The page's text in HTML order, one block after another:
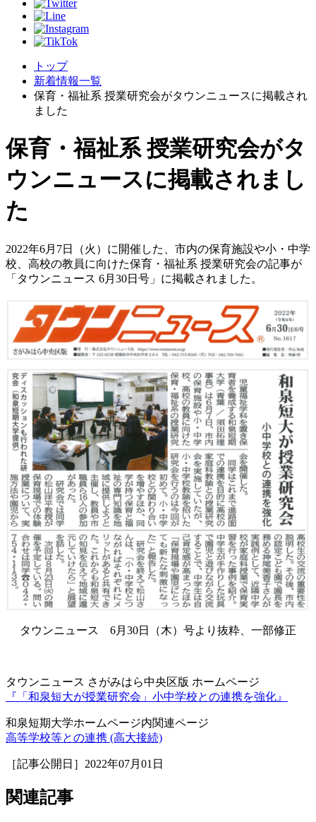
トップ
新着情報一覧
保育・福祉系 授業研究会がタウンニュースに掲載され
ました
保育・福祉系 授業研究会がタ
ウンニュースに掲載されまし
た
2022年6月7日（火）に開催した、市内の保育施設や小・中学
校、高校の教員に向けた保育・福祉系 授業研究会の記事が
「タウンニュース 6月30日号」に掲載されました。
タウンニュース 6月30日（木）号より抜粋、一部修正
タウンニュース さがみはら中央区版 ホームページ
『「和泉短大が授業研究会」小中学校との連携を強化』
和泉短期大学ホームページ内関連ページ
高等学校等との連携 (高大接続)
［記事公開日］2022年07月01日
関連記事